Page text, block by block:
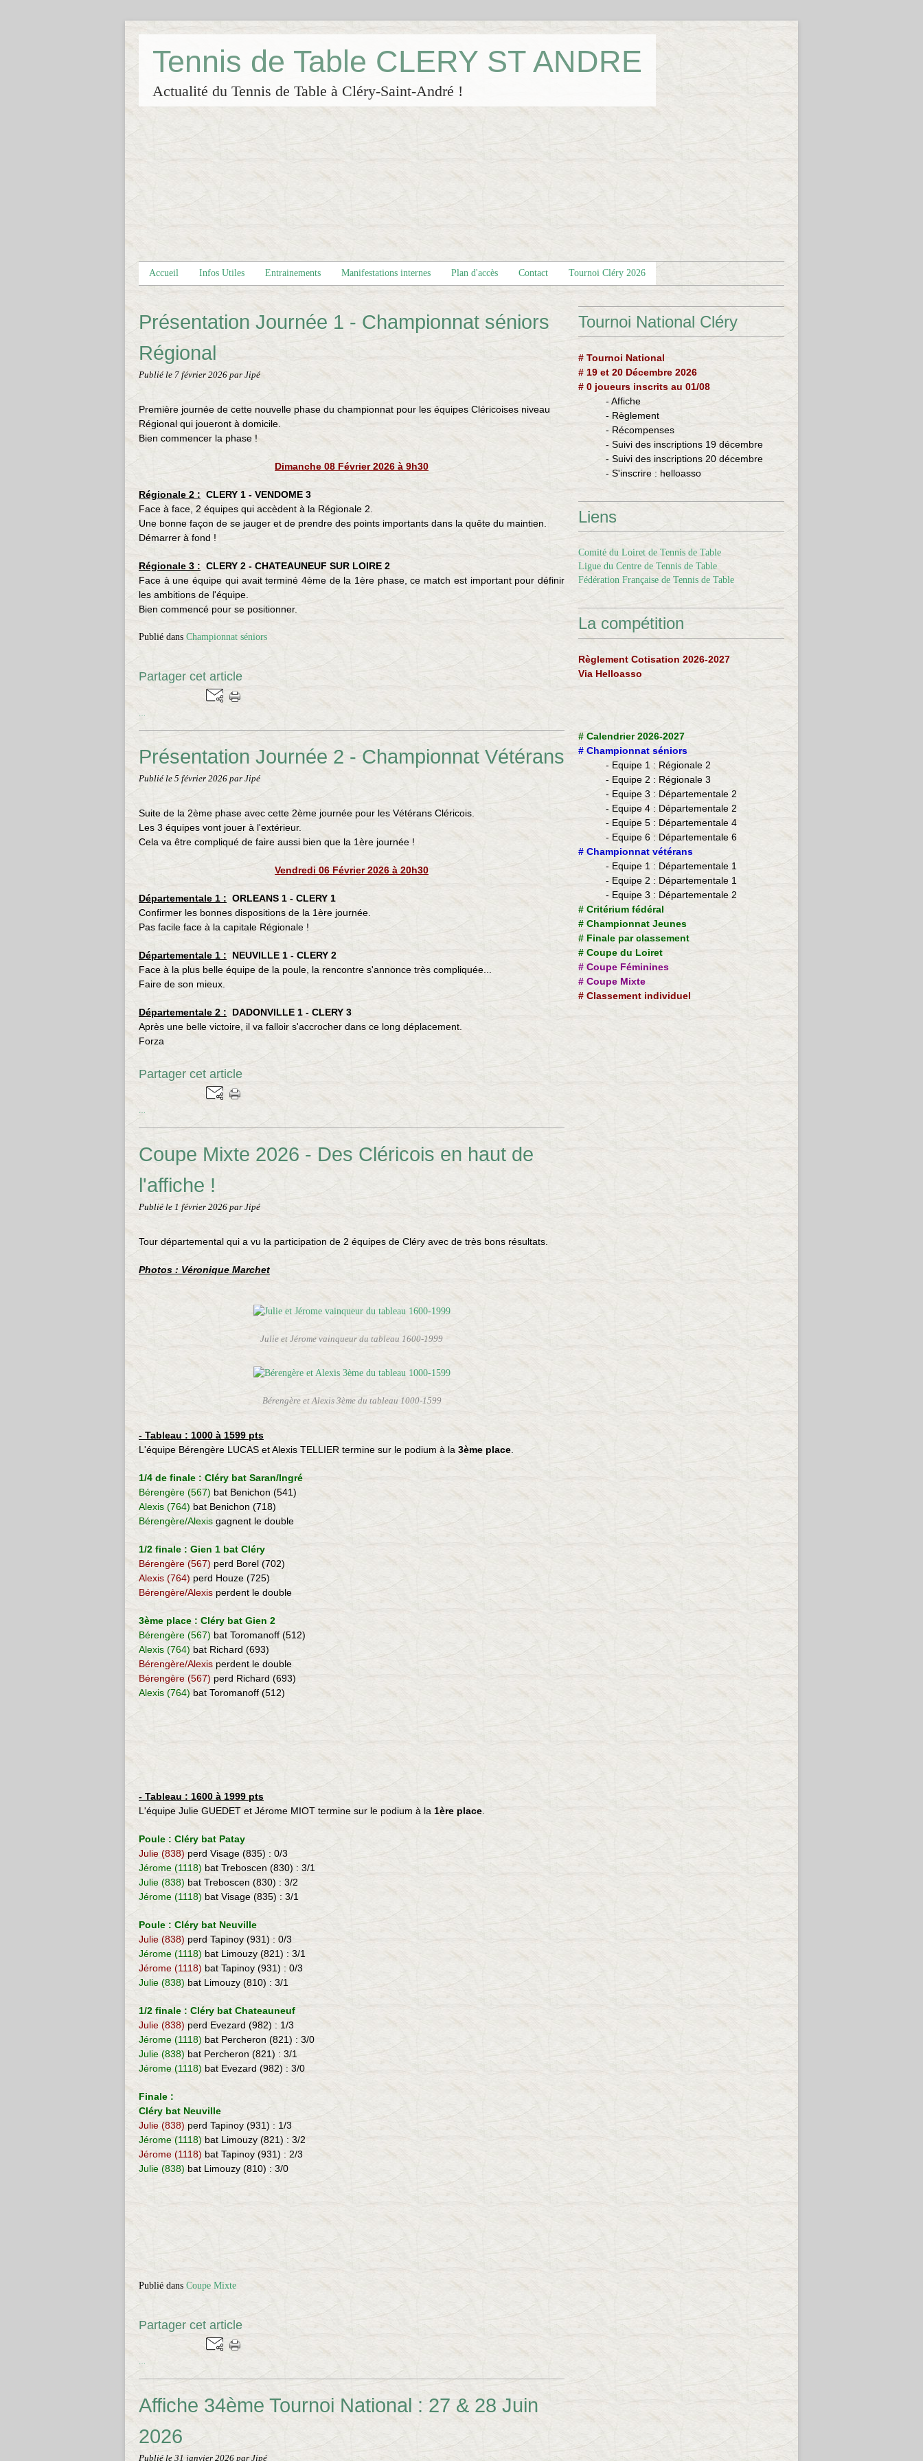
Tennis de Table CLERY ST ANDRE
Actualité du Tennis de Table à Cléry-Saint-André !
Accueil Infos Utiles Entrainements Manifestations internes Plan d'accès Contact Tournoi Cléry 2026
Présentation Journée 1 - Championnat séniors
Régional
Publié le 7 février 2026 par Jipé
Première journée de cette nouvelle phase du championnat pour les équipes Cléricoises niveau
Régional qui joueront à domicile.
Bien commencer la phase !
Dimanche 08 Février 2026 à 9h30
Régionale 2 : CLERY 1 - VENDOME 3
Face à face, 2 équipes qui accèdent à la Régionale 2.
Une bonne façon de se jauger et de prendre des points importants dans la quête du maintien.
Démarrer à fond !
Régionale 3 : CLERY 2 - CHATEAUNEUF SUR LOIRE 2
Face à une équipe qui avait terminé 4ème de la 1ère phase, ce match est important pour définir
les ambitions de l'équipe.
Bien commencé pour se positionner.
Publié dans Championnat séniors
Partager cet article
Présentation Journée 2 - Championnat Vétérans
Publié le 5 février 2026 par Jipé
Suite de la 2ème phase avec cette 2ème journée pour les Vétérans Cléricois.
Les 3 équipes vont jouer à l'extérieur.
Cela va être compliqué de faire aussi bien que la 1ère journée !
Vendredi 06 Février 2026 à 20h30
Départementale 1 : ORLEANS 1 - CLERY 1
Confirmer les bonnes dispositions de la 1ère journée.
Pas facile face à la capitale Régionale !
Départementale 1 : NEUVILLE 1 - CLERY 2
Face à la plus belle équipe de la poule, la rencontre s'annonce très compliquée...
Faire de son mieux.
Départementale 2 : DADONVILLE 1 - CLERY 3
Après une belle victoire, il va falloir s'accrocher dans ce long déplacement.
Forza
Partager cet article
Coupe Mixte 2026 - Des Cléricois en haut de
l'affiche !
Publié le 1 février 2026 par Jipé
Tour départemental qui a vu la participation de 2 équipes de Cléry avec de très bons résultats.
Photos : Véronique Marchet
Julie et Jérome vainqueur du tableau 1600-1999
Bérengère et Alexis 3ème du tableau 1000-1599
- Tableau : 1000 à 1599 pts
L'équipe Bérengère LUCAS et Alexis TELLIER termine sur le podium à la 3ème place
1/4 de finale : Cléry bat Saran/Ingré
Bérengère (567) bat Benichon (541)
Alexis (764) bat Benichon (718)
Bérengère/Alexis gagnent le double
1/2 finale : Gien 1 bat Cléry
Bérengère (567) perd Borel (702)
Alexis (764) perd Houze (725)
Bérengère/Alexis perdent le double
3ème place : Cléry bat Gien 2
Bérengère (567) bat Toromanoff (512)
Alexis (764) bat Richard (693)
Bérengère/Alexis perdent le double
Bérengère (567) perd Richard (693)
Alexis (764) bat Toromanoff (512)
- Tableau : 1600 à 1999 pts
L'équipe Julie GUEDET et Jérome MIOT termine sur le podium à la 1ère place
Poule : Cléry bat Patay
Julie (838) perd Visage (835) : 0/3
Jérome (1118) bat Treboscen (830) : 3/1
Julie (838) bat Treboscen (830) : 3/2
Jérome (1118) bat Visage (835) : 3/1
Poule : Cléry bat Neuville
Julie (838) perd Tapinoy (931) : 0/3
Jérome (1118) bat Limouzy (821) : 3/1
Jérome (1118) bat Tapinoy (931) : 0/3
Julie (838) bat Limouzy (810) : 3/1
1/2 finale : Cléry bat Chateauneuf
Julie (838) perd Evezard (982) : 1/3
Jérome (1118) bat Percheron (821) : 3/0
Julie (838) bat Percheron (821) : 3/1
Jérome (1118) bat Evezard (982) : 3/0
Finale :
Cléry bat Neuville
Julie (838) perd Tapinoy (931) : 1/3
Jérome (1118) bat Limouzy (821) : 3/2
Jérome (1118) bat Tapinoy (931) : 2/3
Julie (838) bat Limouzy (810) : 3/0
Publié dans Coupe Mixte
Partager cet article
Affiche 34ème Tournoi National : 27 & 28 Juin
2026
Publié le 31 janvier 2026 par Jipé
Tournoi National Cléry
# Tournoi National
# 19 et 20 Décembre 2026
# 0 joueurs inscrits au 01/08
- Affiche
- Règlement
- Récompenses
- Suivi des inscriptions 19 décembre
- Suivi des inscriptions 20 décembre
- S'inscrire : helloasso
Liens
Comité du Loiret de Tennis de Table
Ligue du Centre de Tennis de Table
Fédération Française de Tennis de Table
La compétition
Règlement Cotisation 2026-2027
Via Helloasso
# Calendrier 2026-2027
# Championnat séniors
- Equipe 1 : Régionale 2
- Equipe 2 : Régionale 3
- Equipe 3 : Départementale 2
- Equipe 4 : Départementale 2
- Equipe 5 : Départementale 4
- Equipe 6 : Départementale 6
​# Championnat vétérans
- ​Equipe 1 : Départementale 1
- Equipe 2 : Départementale 1
- Equipe 3 : Départementale 2
# Critérium fédéral
# Championnat Jeunes
# Finale par classement
# Coupe du Loiret
# Coupe Féminines
# Coupe Mixte
#Classement individuel